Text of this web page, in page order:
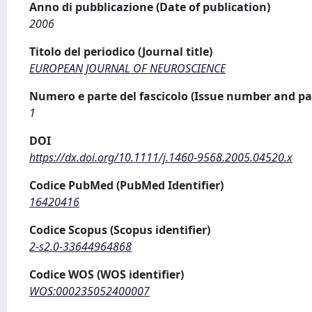
Anno di pubblicazione (Date of publication)
2006
Titolo del periodico (Journal title)
EUROPEAN JOURNAL OF NEUROSCIENCE
Numero e parte del fascicolo (Issue number and
1
DOI
https://dx.doi.org/10.1111/j.1460-9568.2005.04520.x
Codice PubMed (PubMed Identifier)
16420416
Codice Scopus (Scopus identifier)
2-s2.0-33644964868
Codice WOS (WOS identifier)
WOS:000235052400007